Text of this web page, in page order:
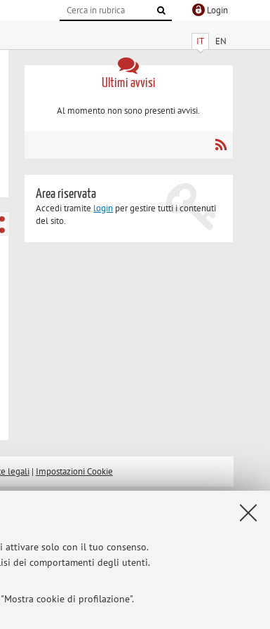
attivare solo con il tuo consenso.
dei comportamenti degli utenti.
cookie di profilazione".
Login
IT EN
Ultimi avvisi
Al momento non sono presenti avvisi.
Area riservata
Accedi tramite login per gestire tutti i contenuti
del sito.
legali| Impostazioni Cookie